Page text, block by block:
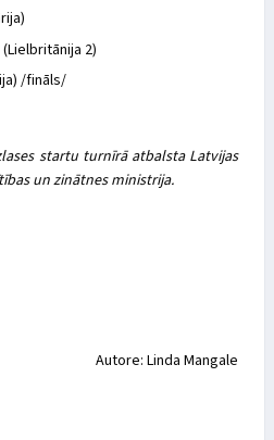
2)
/fināls/
startu turnīrā atbalsta Latvijas
un zinātnes ministrija.
Autore: Linda Mangale